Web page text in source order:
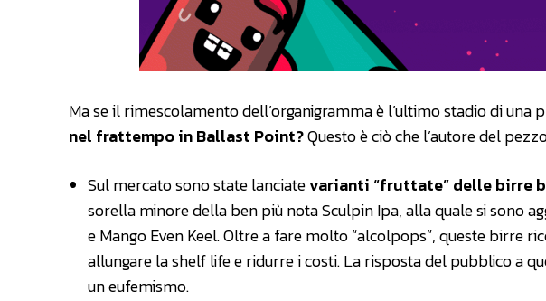
Ma se il rimescolamento dell’organigramma è l’ultimo stadio di una
nel frattempo in Ballast Point?Questo è ciò che l’autore del
Sul mercato sono state lanciatevarianti “fruttate” delle birre
sorella minore della ben più nota Sculpin Ipa, alla quale si sono
e Mango Even Keel. Oltre a fare molto “alcolpops”, queste birre
allungare la shelf life e ridurre i costi. La risposta del pubblico a
un eufemismo.